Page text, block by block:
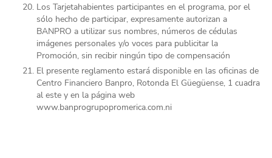
Los Tarjetahabientes participantes en el programa, por el
sólo hecho de participar, expresamente autorizan a
BANPRO a utilizar sus nombres, números de cédulas
imágenes personales y/o voces para publicitar la
Promoción, sin recibir ningún tipo de compensación
El presente reglamento estará disponible en las oficinas de
Centro Financiero Banpro, Rotonda El Güegüense, 1 cuadra
al este y en la página web
www.banprogrupopromerica.com.ni